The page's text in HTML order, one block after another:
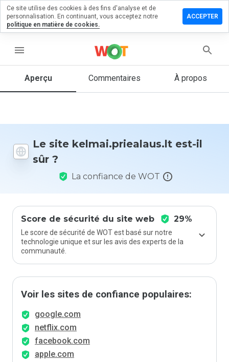
menu
Aperçu Commentaires À propos
Le site kelmai.priealaus.lt est-il
sûr ?
La confiance de WOT
Score de sécurité du site web 29%
Le score de sécurité de WOT est basé sur notre
technologie unique et sur les avis des experts de la
communauté.
Voir les sites de confiance populaires:
google.com
netflix.com
facebook.com
apple.com
un
sur
Quelle
donneriez-
Ce site utilise des cookies à des fins d'analyse et de
personnalisation. En continuant, vous acceptez notre
politique en matière de cookies.
ACCEPTER